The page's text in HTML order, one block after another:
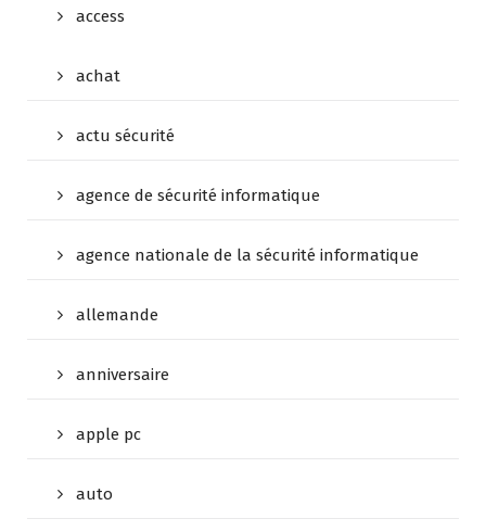
access
achat
actu sécurité
agence de sécurité informatique
agence nationale de la sécurité informatique
allemande
anniversaire
apple pc
auto